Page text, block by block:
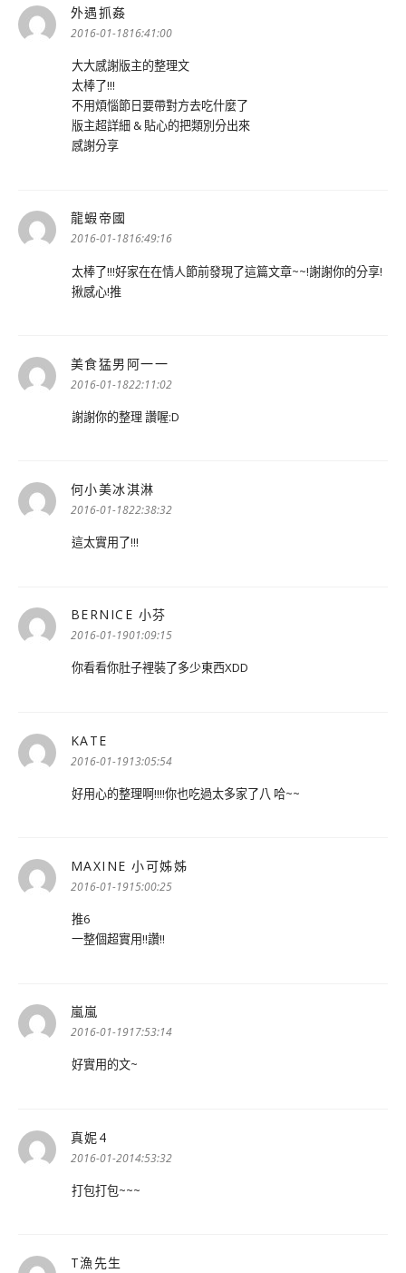
外遇抓姦
示:
2016-01-1816:41:00
大大感謝版主的整理文
太棒了!!!
不用煩惱節日要帶對方去吃什麼了
版主超詳細 & 貼心的把類別分出來
感謝分享
龍蝦帝國
示:
2016-01-1816:49:16
太棒了!!!好家在在情人節前發現了這篇文章~~!謝謝你的分享!
揪感心!推
美食猛男阿一一
示:
2016-01-1822:11:02
謝謝你的整理 讚喔:D
何小美冰淇淋
示:
2016-01-1822:38:32
這太實用了!!!
BERNICE 小芬
示:
2016-01-1901:09:15
你看看你肚子裡裝了多少東西XDD
KATE
示:
2016-01-1913:05:54
好用心的整理啊!!!!你也吃過太多家了八 哈~~
MAXINE 小可姊姊
2016-01-1915:00:25
推6
一整個超實用!!讚!!
嵐嵐
示:
2016-01-1917:53:14
好實用的文~
真妮4
示:
2016-01-2014:53:32
打包打包~~~
T漁先生